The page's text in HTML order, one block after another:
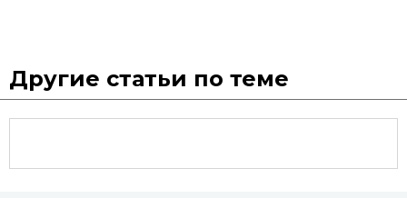
Другие статьи по теме